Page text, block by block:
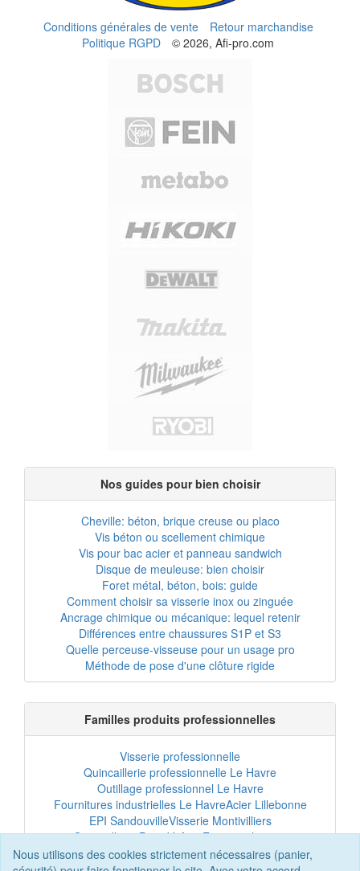
Nous utilisons des cookies strictement nécessaires (panier,
Conditions générales de vente
Retour marchandise
Politique RGPD
© 2026, Afi-pro.com
Nos guides pour bien choisir
Cheville: béton, brique creuse ou placo
Vis béton ou scellement chimique
Vis pour bac acier et panneau sandwich
Disque de meuleuse: bien choisir
Foret métal, béton, bois: guide
Comment choisir sa visserie inox ou zinguée
Ancrage chimique ou mécanique: lequel retenir
Différences entre chaussures S1P et S3
Quelle perceuse-visseuse pour un usage pro
Méthode de pose d'une clôture rigide
Familles produits professionnelles
Visserie professionnelle
Quincaillerie professionnelle Le Havre
Outillage professionnel Le Havre
Fournitures industrielles Le HavreAcier Lillebonne
EPI SandouvilleVisserie Montivilliers
Quincaillerie Port-JérômeFixation chantier
EPI professionnelOutillage maintenance